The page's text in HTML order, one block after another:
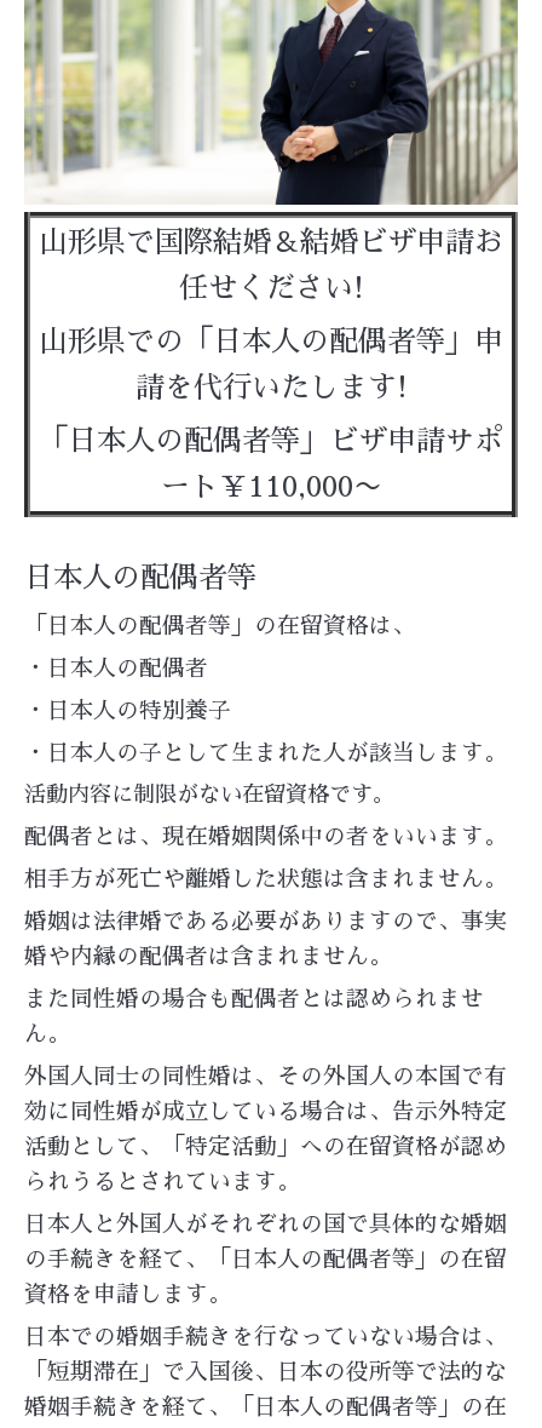
山形県で国際結婚＆結婚ビザ申請お
任せください!
山形県での「日本人の配偶者等」申
請を代行いたします!
「日本人の配偶者等」ビザ申請サポ
ート￥110,000〜
日本人の配偶者等
「日本人の配偶者等」の在留資格は、
・日本人の配偶者
・日本人の特別養子
・日本人の子として生まれた人が該当します。
活動内容に制限がない在留資格です。
配偶者とは、現在婚姻関係中の者をいいます。
相手方が死亡や離婚した状態は含まれません。
婚姻は法律婚である必要がありますので、事実
婚や内縁の配偶者は含まれません。
また同性婚の場合も配偶者とは認められませ
ん。
外国人同士の同性婚は、その外国人の本国で有
効に同性婚が成立している場合は、告示外特定
活動として、「特定活動」への在留資格が認め
られうるとされています。
日本人と外国人がそれぞれの国で具体的な婚姻
の手続きを経て、「日本人の配偶者等」の在留
資格を申請します。
日本での婚姻手続きを行なっていない場合は、
「短期滞在」で入国後、日本の役所等で法的な
婚姻手続きを経て、「日本人の配偶者等」の在